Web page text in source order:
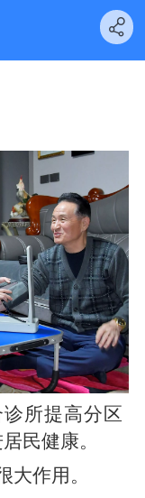
所提高分区
民健康。
大作用。